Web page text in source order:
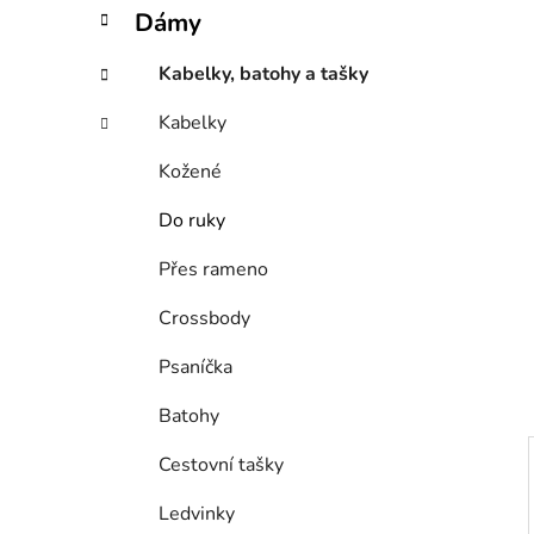
p
a
e
e
o
i
Dámy
Kabelky, batohy a tašky
Kabelky
Kožené
Do ruky
Přes rameno
Crossbody
Psaníčka
Batohy
Cestovní tašky
Ledvinky